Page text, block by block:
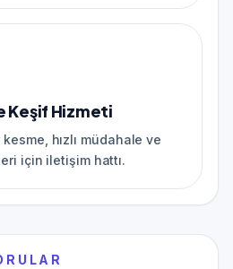
Keşif Hizmeti
hızlı müdahale ve
için iletişim hattı.